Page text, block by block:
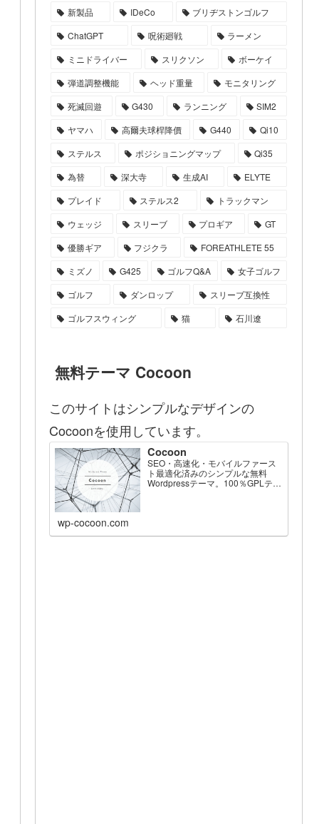
新製品
IDeCo
ブリヂストンゴルフ
ChatGPT
呪術廻戦
ラーメン
ミニドライバー
スリクソン
ボーケイ
弾道調整機能
ヘッド重量
モニタリング
死滅回遊
G430 ランニング
SIM2
ヤマハ
高爾夫球桿降價 G440
Qi10
ステルス
ポジショニングマップ
Qi35
為替
深大寺 生成AI
ELYTE
プレイド
ステルス2
トラックマン
ウェッジ
スリーブ プロギア
GT
優勝ギア
フジクラ
FOREATHLETE 55
ミズノ
G425 ゴルフQ&A
女子ゴルフ
ゴルフ
ダンロップ
スリーブ互換性
ゴルフスウィング
猫 石川遼
無料テーマ Cocoon
このサイトはシンプルなデザインの
Cocoonを使用しています。
Cocoon
SEO・高速化・モバイルファース
ト最適化済みのシンプルな無料
Wordpressテーマ。100％GPLテー
wp-cocoon.com